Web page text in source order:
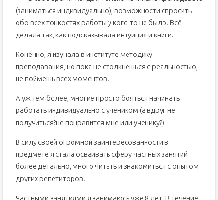
8. Установите полезные приложения
9. Занимайтесь онлайн
4. Подведем итоги
(заниматься индивидуально), возможности спросить
обо всех тонкостях работы у кого-то не было. Всё
делала так, как подсказывала интуиция и книги.
Конечно, я изучала в институте методику
преподавания, но пока не столкнёшься с реальностью,
не поймёшь всех моментов.
А уж тем более, многие просто бояться начинать
работать индивидуально с учеником (а вдруг не
получиться?не понравится мне или ученику?)
В силу своей огромной заинтересованности в
предмете я стала осваивать сферу частных занятий
более детально, много читать и знакомиться с опытом
других репетиторов.
Частными занятиями я занимаюсь уже 8 лет. В течение